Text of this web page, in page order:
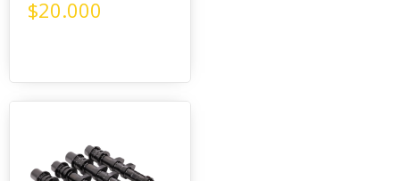
$20.000